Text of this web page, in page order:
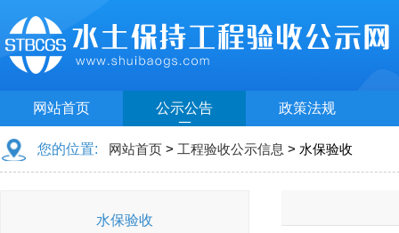
网站首页 公示公告 政策法规
您的位置: 网站首页 > 工程验收公示信息 > 水保验收
水保验收